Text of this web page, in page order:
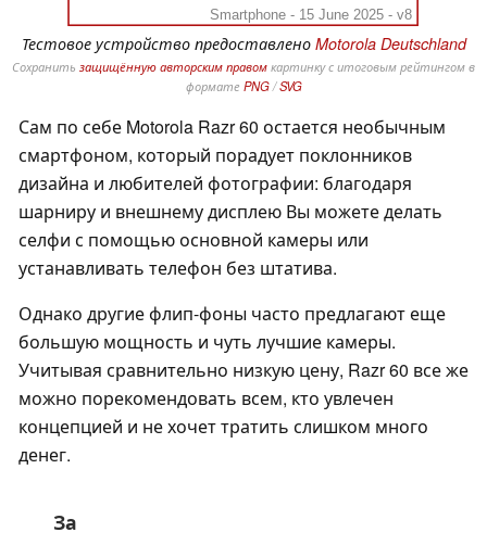
Smartphone - 15 June 2025 - v8
Тестовое устройство предоставлено Motorola Deutschland
Сохранить защищённую авторским правомкартинку с итоговым рейтингом в
формате PNG/SVG
Сам по себе Motorola Razr 60 остается необычным
смартфоном, который порадует поклонников
дизайна и любителей фотографии: благодаря
шарниру и внешнему дисплею Вы можете делать
селфи с помощью основной камеры или
устанавливать телефон без штатива.
Однако другие флип-фоны часто предлагают еще
большую мощность и чуть лучшие камеры.
Учитывая сравнительно низкую цену, Razr 60 все же
можно порекомендовать всем, кто увлечен
концепцией и не хочет тратить слишком много
денег.
За